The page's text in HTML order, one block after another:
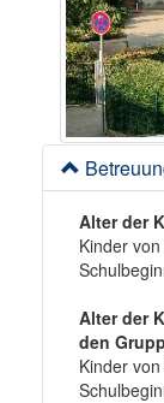
Alter der
Kinder
Alter der
den
Kinder